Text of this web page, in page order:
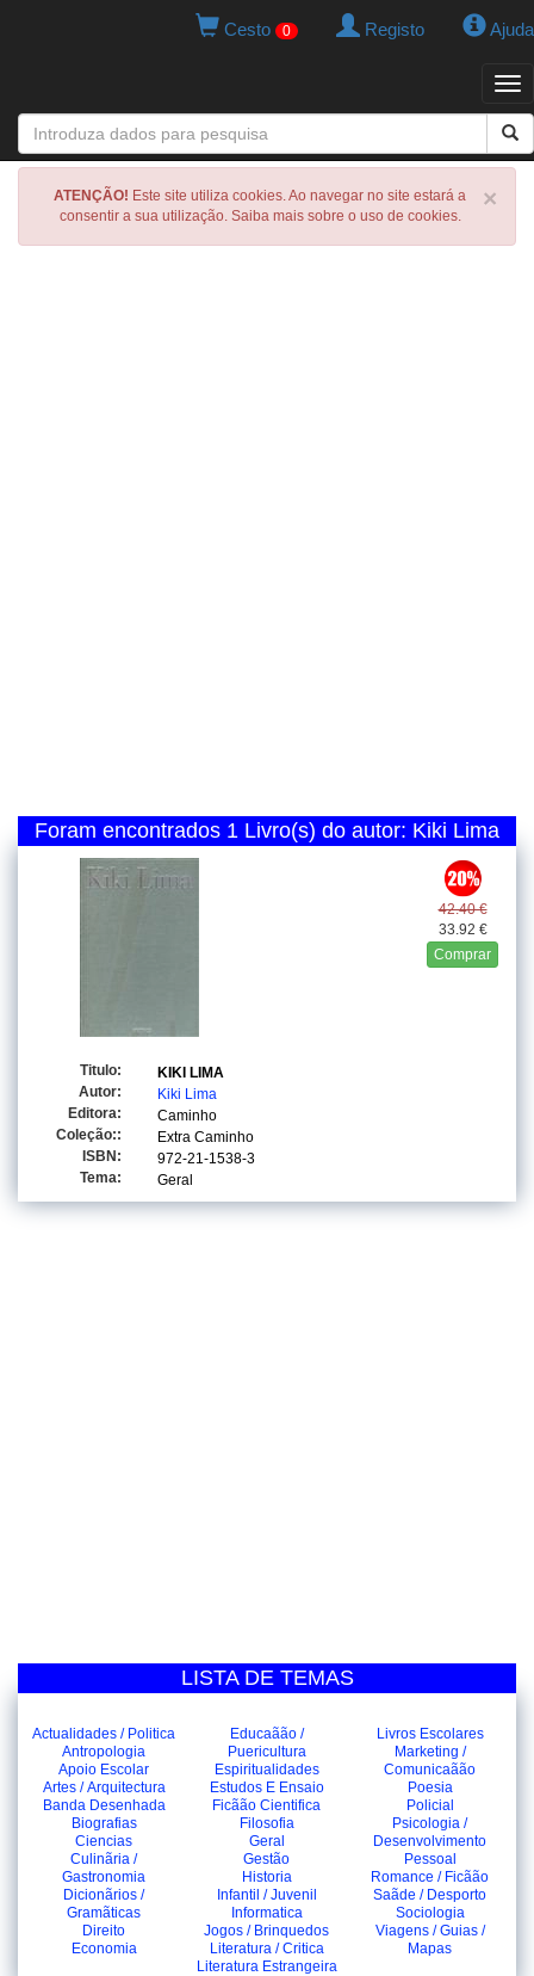
Cesto 0 Registo Ajuda
×
ATENÇÃO! Este site utiliza cookies. Ao navegar no site estará a
consentir a sua utilização. Saiba mais sobre o uso de cookies.
Foram encontrados 1 Livro(s) do autor: Kiki Lima
42.40 €
33.92 €
Comprar
Titulo:
KIKI LIMA
Autor:
Kiki Lima
Editora:
Caminho
Coleção::
Extra Caminho
ISBN:
972-21-1538-3
Tema:
Geral
LISTA DE TEMAS
Actualidades / Politica
Antropologia
Apoio Escolar
Artes / Arquitectura
Banda Desenhada
Biografias
Ciencias
Culinãria /
Gastronomia
Dicionãrios /
Gramãticas
Direito
Economia
Educaãão /
Puericultura
Espiritualidades
Estudos E Ensaio
Ficãão Cientifica
Filosofia
Geral
Gestão
Historia
Infantil / Juvenil
Informatica
Jogos / Brinquedos
Literatura / Critica
Literatura Estrangeira
Livros Escolares
Marketing /
Comunicaãão
Poesia
Policial
Psicologia /
Desenvolvimento
Pessoal
Romance / Ficãão
Saãde / Desporto
Sociologia
Viagens / Guias /
Mapas